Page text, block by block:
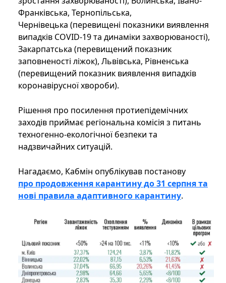
Франківська, Тернопільська,
Чернівецька (перевищені показники виявлення
випадків COVID-19 та динаміки захворюваності),
Закарпатська (перевищений показник
заповненості ліжок), Львівська, Рівненська
(перевищений показник виявлення випадків
коронавірусної хвороби).
Рішення про посилення протиепідемічних
заходів приймає регіональна комісія з питань
техногенно-екологічної безпеки та
надзвичайних ситуацій.
Нагадаємо, Кабмін опублікував постанову
про продовження карантину до 31 серпня та
нові правила адаптивного карантину.